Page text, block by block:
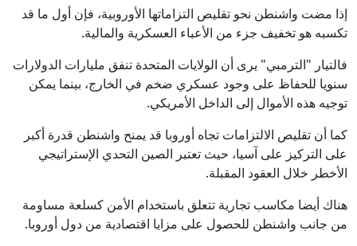
إذا مضت واشنطن نحو تقليص التزاماتها الأوروبية، فإن أول ما قد
تكسبه هو تخفيف جزء من الأعباء العسكرية والمالية.
فالتيار "الترمبي" يرى أن الولايات المتحدة تنفق مليارات الدولارات
سنويا للحفاظ على وجود عسكري ضخم في الخارج، بينما يمكن
توجيه هذه الأموال إلى الداخل الأمريكي.
كما أن تقليص الالتزامات تجاه أوروبا قد يمنح واشنطن قدرة أكبر
على التركيز على آسيا، حيث تعتبر الصين التحدي الإستراتيجي
الأخطر خلال العقود المقبلة.
هناك أيضا مكاسب تجارية تتعلق باستخدام الأمن كسلعة مساومة
من جانب واشنطن للحصول على مزايا اقتصادية من دول أوروبا.